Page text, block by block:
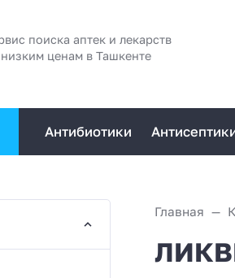
поиска аптек и лекарств
ценам в Ташкенте
Антибиотики
Главная